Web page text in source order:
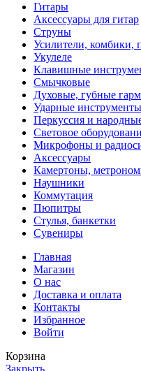
Гитары
Аксессуары для гитар
Струны
Усилители, комбики,
Укулеле
Клавишные
Смычковые
Духовые, губные
Ударные инструменты
Перкуссия и
Световое
Микрофоны и
Аксессуары
Камертоны,
Наушники
Коммутация
Пюпитры
Стулья, банкетки
Сувениры
Главная
Магазин
О нас
Доставка и оплата
Контакты
Избранное
Войти
Корзина